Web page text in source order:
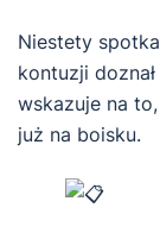
Niestety
kontuzji
wskazuje na
już na boisku.